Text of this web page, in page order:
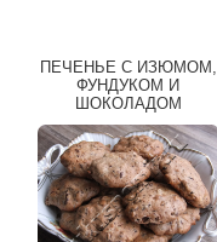
ПЕЧЕНЬЕ С ИЗЮМОМ,
ФУНДУКОМ И
ШОКОЛАДОМ